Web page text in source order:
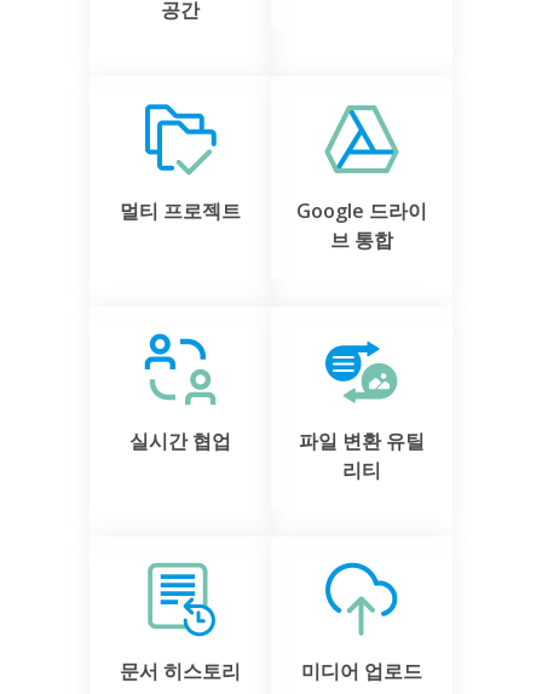
공간
멀티 프로젝트
Google 드라이
브 통합
실시간 협업
파일 변환 유틸
리티
문서 히스토리 미디어 업로드